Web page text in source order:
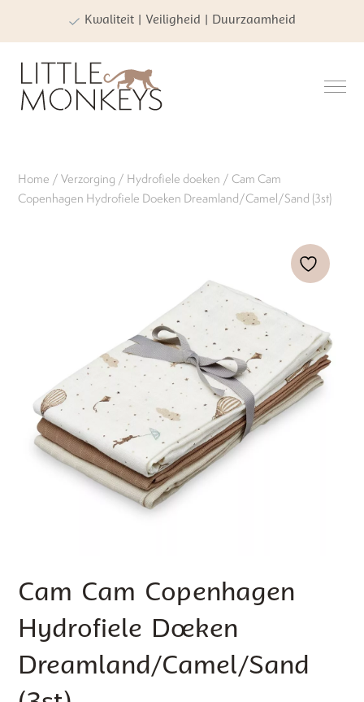
Kwaliteit | Veiligheid | Duurzaamheid
Home /Verzorging / Hydrofiele doeken / Cam Cam
Copenhagen Hydrofiele Doeken Dreamland/Camel/Sand (3st)
Cam Cam Copenhagen
Hydrofiele Doeken
Dreamland/Camel/Sand